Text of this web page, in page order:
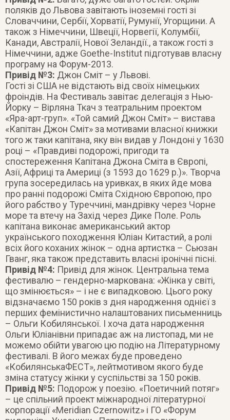
поляків до Львова завітають іноземні гості зі
Словаччини, Сербії, Хорватії, Румунії, Угорщини. А
також з Німеччини, Швеції, Норвегії, Колумбії,
Канади, Австралії, Нової Зеландії., а також гості з
Німеччини, адже Goethe-Institut підготував власну
програму на Форум-2013.
Привід №3: Джон Сміт – у Львові.
Гості зі США не відстають від своїх німецьких
фроіндів. На Фестиваль завітає делегація з Нью-
Йорку – Вірляна Ткач з театральним проектом
«Яра-арт-груп». «Той самий Джон Сміт» – вистава
«Капітан Джон Сміт» за мотивами власної книжки
того ж таки капітана, яку він видав у Лондоні у 1630
році – «Правдиві подорожі, пригоди та
спостереження Капітана Джона Сміта в Європі,
Азії, Африці та Америці (з 1593 до 1629 р.)». Творча
група зосередилась на уривках, в яких йде мова
про ранні подорожі Сміта Східною Європою, про
його рабство у Туреччині, мандрівку через Чорне
море та втечу на Захід через Дике Поле. Роль
капітана виконає американський актор
українського походження Юліан Китастий, а ролі
всіх його коханих жінок – одна артистка – Сьюзан
Гванг, яка також представить власні іронічні пісні.
Привід №4: Привід для жінок. Центральна тема
фестивалю – гендерно-маркована: «Жінка у світі,
що змінюється» – і не є випадковою. Цього року
відзначаємо 150 років з дня народження однієї з
перших фемінистично налаштованих письменниць
– Ольги Кобилянської. І хоча дата народження
Ольги Юліанівни припадає аж на листопад, ми не
можемо обійти увагою цю подію на Літературному
фестивалі. В його межах буде проведено
«КобилянськаФЕСТ», лейтмотивом якого буде
зміна статусу жінки у суспільстві за 150 років.
Привід №5: Подорож у поезію. «Поетичний потяг»
– це спільний проект міжнародної літературної
корпорації «Meridian Czernowitz» і ГО «Форум